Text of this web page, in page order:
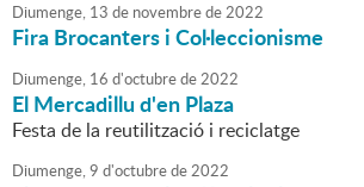
Diumenge, 13 de novembrede2022
Fira Brocanters i Col·leccionisme
Diumenge, 16 d'octubrede2022
El Mercadillu d'en Plaza
Festa de la reutilització i reciclatge
Diumenge,9 d'octubrede2022